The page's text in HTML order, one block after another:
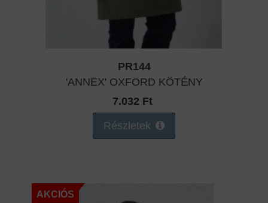
PR144
'ANNEX' OXFORD KÖTÉNY
7.032 Ft
Részletek
AKCIÓS